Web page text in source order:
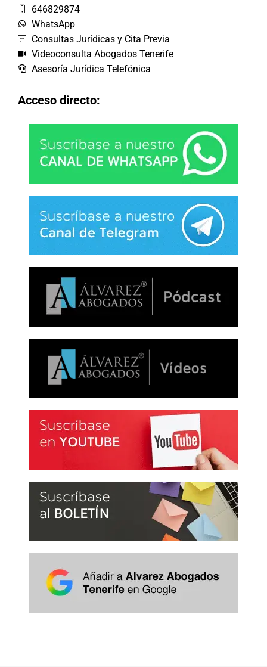
646829874
WhatsApp
Consultas Jurídicas y Cita Previa
Videoconsulta Abogados Tenerife
Asesoría Jurídica Telefónica
Acceso directo: